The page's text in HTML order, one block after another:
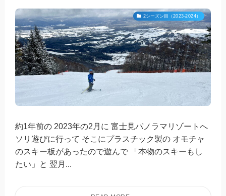
2シーズン目（2023-2024）
約1年前の 2023年の2月に 富士見パノラマリゾートへ
ソリ遊びに行って そこにプラスチック製の オモチャ
のスキー板があったので遊んで 「本物のスキーもし
たい」と 翌月...